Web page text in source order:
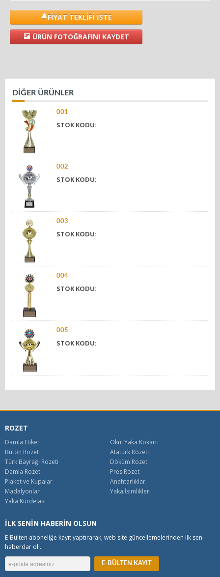
FİYAT TEKLİFİ İSTE
ÜRÜN FOTOĞRAFINI KAYDET
DİĞER ÜRÜNLER
001
STOK KODU:
002
STOK KODU:
003
STOK KODU:
004
STOK KODU:
005
STOK KODU:
ROZET
Damla Etiket
Okul Yaka Kokartı
Buton Rozet
Atatürk Rozeti
Türk Bayrağı Rozeti
Döküm Rozet
Damla Rozet
Pres Rozet
Plaket ve Kupalar
Anahtarlıklar
Madalyonlar
Yaka İsimlikleri
Yaka Kurdelası
İLK SENİN HABERİN OLSUN
E-Bülten aboneliğe kayıt yaptırarak, web site güncellemelerinden ilk sen
haberdar ol!..